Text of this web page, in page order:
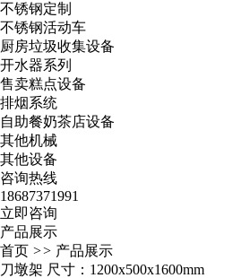
不锈钢定制
不锈钢活动车
厨房垃圾收集设备
开水器系列
售卖糕点设备
排烟系统
自助餐奶茶店设备
其他机械
其他设备
咨询热线
18687371991
立即咨询
产品展示
首页 >> 产品展示
刀墩架 尺寸：1200x500x1600mm